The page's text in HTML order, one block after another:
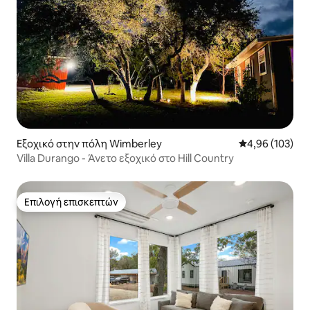
Εξοχικό στην πόλη Wimberley Μέση
4,96 (103)
Villa Durango - Άνετο εξοχικό στο Hill Country
Επιλογή επισκεπτών
Επιλογή επισκεπτών